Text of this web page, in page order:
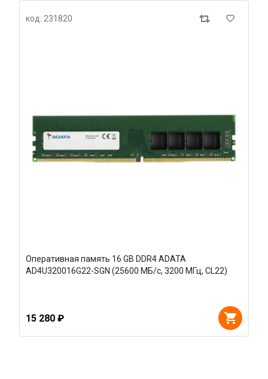
код: 231820
Оперативная память 16 GB DDR4 ADATA
AD4U320016G22-SGN (25600 МБ/с, 3200 МГц, CL22)
15 280 ₽